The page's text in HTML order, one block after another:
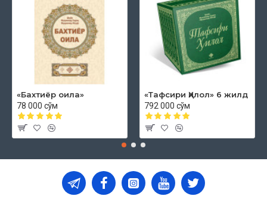
«Бахтиёр оила»
78 000 сўм
«Тафсири Ҳилол» 6 жилд
792 000 сўм